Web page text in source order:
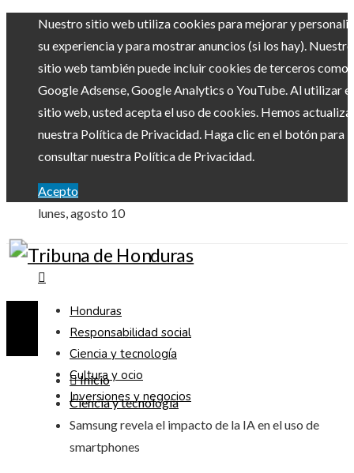
Nuestro sitio web utiliza cookies para mejorar y
su experiencia y para mostrar anuncios (si los hay). Nuestro
sitio web también puede incluir cookies de terceros como
Google Adsense, Google Analytics o YouTube. Al utilizar el
sitio web, usted acepta el uso de cookies. Hemos
nuestra Política de Privacidad. Haga clic en el botón para
consultar nuestra Política de Privacidad.
Acepto
lunes, agosto 10
Honduras
Responsabilidad social
Ciencia y tecnología
Cultura y ocio
Inversiones y negocios
Inicio
Ciencia y tecnología
Samsung revela el impacto de la IA en el uso de
smartphones